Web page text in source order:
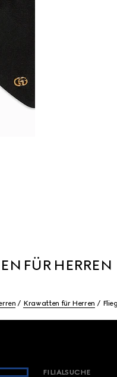
FÜR HERREN
Krawatten für Herren
FILIALSUCHE